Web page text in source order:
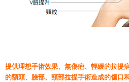
提供理想手術效果、無傷疤、輕緩的拉提
的額頭、臉部、頸部拉提手術造成的傷口和